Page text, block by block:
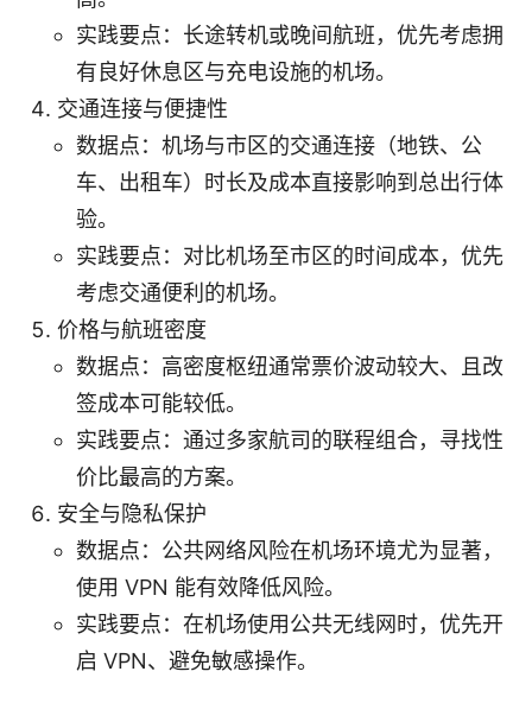
实践要点：长途转机或晚间航班，优先考虑拥
有良好休息区与充电设施的机场。
交通连接与便捷性
数据点：机场与市区的交通连接（地铁、公
车、出租车）时长及成本直接影响到总出行体
验。
实践要点：对比机场至市区的时间成本，优先
考虑交通便利的机场。
价格与航班密度
数据点：高密度枢纽通常票价波动较大、且改
签成本可能较低。
实践要点：通过多家航司的联程组合，寻找性
价比最高的方案。
安全与隐私保护
数据点：公共网络风险在机场环境尤为显著，
使用 VPN 能有效降低风险。
实践要点：在机场使用公共无线网时，优先开
启 VPN、避免敏感操作。